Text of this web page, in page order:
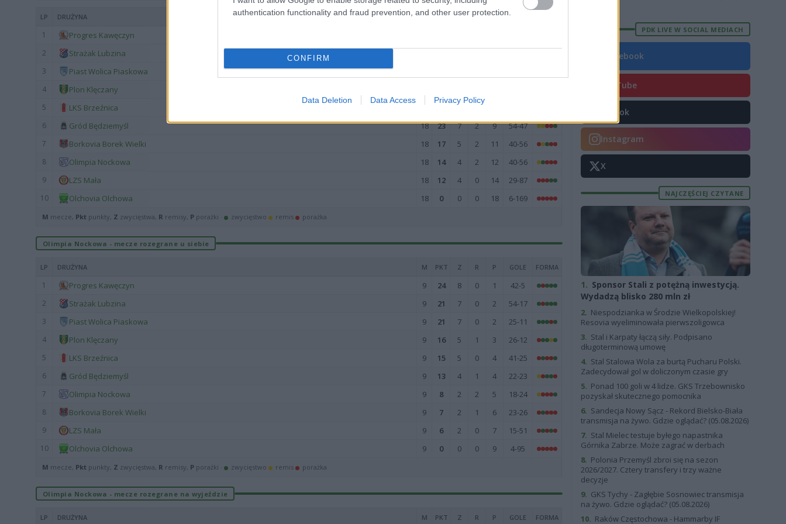
authentication functionality and fraud prevention, and other user protection.
CONFIRM
Data Deletion Data Access Privacy Policy
LP DRUŻYNA M PKT Z R P GOLE
1 Progres Kawęczyn
2 Strażak Lubzina
3 Piast Wolica Piaskowa
4 Plon Klęczany
5 LKS Brzeźnica 18 11
6 Gród Będziemyśl 18 23 7 2 9 54-47
7 Borkovia Borek Wielki 18 17 5 2 11 40-56
8 Olimpia Nockowa 18 14 4 2 12 40-56
9 LZS Mała 18 12 4 0 14 29-87
10 Olchovia Olchowa 18 0 0 0 18 6-169
M mecze, Pkt punkty, Z zwycięstwa, R remisy, P porażki · zwycięstwo remis porażka
Olimpia Nockowa - mecze rozegrane u siebie
LP DRUŻYNA M PKT Z R P GOLE FORMA
1 Progres Kawęczyn 9 24 8 0 1 42-5
2 Strażak Lubzina 9 21 7 0 2 54-17
3 Piast Wolica Piaskowa 9 21 7 0 2 25-11
4 Plon Klęczany 9 16 5 1 3 26-12
5 LKS Brzeźnica 9 15 5 0 4 41-25
6 Gród Będziemyśl 9 13 4 1 4 22-23
7 Olimpia Nockowa 9 8 2 2 5 18-24
8 Borkovia Borek Wielki 9 7 2 1 6 23-26
9 LZS Mała 9 6 2 0 7 15-51
10 Olchovia Olchowa 9 0 0 0 9 4-95
M mecze, Pkt punkty, Z zwycięstwa, R remisy, P porażki · zwycięstwo remis porażka
Olimpia Nockowa - mecze rozegrane na wyjeździe
LP DRUŻYNA M PKT Z R P GOLE FORMA
PDK LIVE W SOCIAL MEDIACH
Facebook
YouTube
TikTok
Instagram
X
NAJCZĘŚCIEJ CZYTANE
1. Sponsor Stali z potężną inwestycją.
Wydadzą blisko 280 mln zł
2. Niespodzianka w Środzie Wielkopolskiej!
Resovia wyeliminowała pierwszoligowca
3. Stal i Karpaty łączą siły. Podpisano
długoterminową umowę
4. Stal Stalowa Wola za burtą Pucharu Polski.
Zadecydował gol w doliczonym czasie gry
5. Ponad 100 goli w 4 lidze. GKS Trzebownisko
pozyskał skutecznego pomocnika
6. Sandecja Nowy Sącz - Rekord Bielsko-Biała
transmisja na żywo. Gdzie oglądać? (05.08.2026)
7. Stal Mielec testuje byłego napastnika
Górnika Zabrze. Może zagrać w derbach
8. Polonia Przemyśl zbroi się na sezon
2026/2027. Cztery transfery i trzy ważne
decyzje
9. GKS Tychy - Zagłębie Sosnowiec transmisja
na żywo. Gdzie oglądać? (05.08.2026)
10. Raków Częstochowa - Hammarby IF